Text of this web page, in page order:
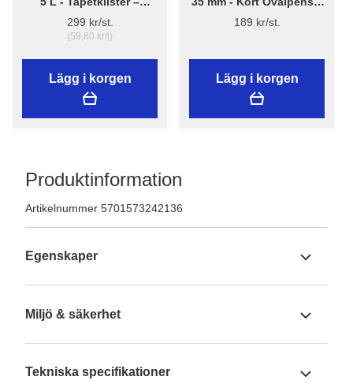
Flügger Adhesive 290
299 kr/st.
(59,80 kr/l)
Lägg i korgen
High Finish 1179 -
Flügger
189 kr/st.
Lägg i korgen
Produktinformation
Artikelnummer 5701573242136
Egenskaper
Miljö & säkerhet
Tekniska specifikationer